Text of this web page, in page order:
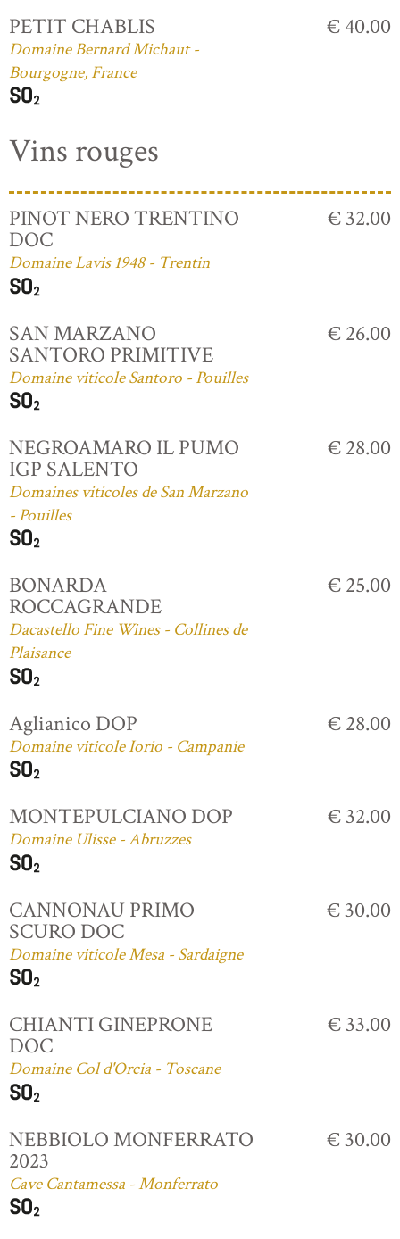
PETIT CHABLIS
Domaine Bernard Michaut -
Bourgogne, France
€ 40.00
Vins rouges
PINOT NERO TRENTINO
DOC
Domaine Lavis 1948 - Trentin
€ 32.00
SAN MARZANO
SANTORO PRIMITIVE
Domaine viticole Santoro - Pouilles
€ 26.00
NEGROAMARO IL PUMO
IGP SALENTO
Domaines viticoles de San Marzano
- Pouilles
€ 28.00
BONARDA
ROCCAGRANDE
Dacastello Fine Wines - Collines de
Plaisance
€ 25.00
Aglianico DOP
Domaine viticole Iorio - Campanie
€ 28.00
MONTEPULCIANO DOP
Domaine Ulisse - Abruzzes
€ 32.00
CANNONAU PRIMO
SCURO DOC
Domaine viticole Mesa - Sardaigne
€ 30.00
CHIANTI GINEPRONE
DOC
Domaine Col d'Orcia - Toscane
€ 33.00
NEBBIOLO MONFERRATO
2023
Cave Cantamessa - Monferrato
€ 30.00